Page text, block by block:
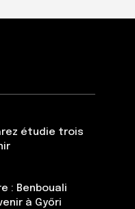
étudie trois
: Benbouali
à Győri